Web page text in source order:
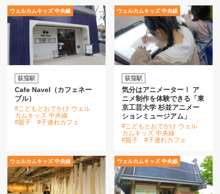
ウェルカムキッズ 中央線
荻窪駅
Cafe Navel（カフェネー
ブル）
#こどもとおでかけ ウェル
カムキッズ 中央線
#親子
#子連れカフェ
ウェルカムキッズ 中央線
荻窪駅
気分はアニメーター！ ア
ニメ制作を体験できる「東
京工芸大学 杉並アニメー
ションミュージアム」
#こどもとおでかけ ウェル
カムキッズ 中央線
#親子
#子連れカフェ
ウェルカムキッズ 中央線 ウェルカムキッズ 中央線